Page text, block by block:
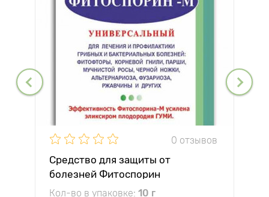
0 отзывов
Средство для защиты от
болезней Фитоспорин
Кол-во в упаковке: 10 г